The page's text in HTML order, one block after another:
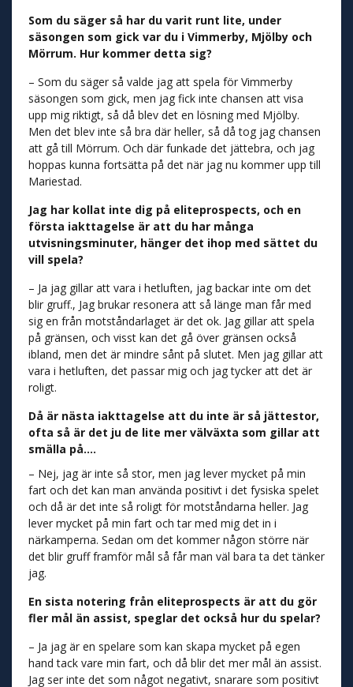
Som du säger så har du varit runt lite, under
säsongen som gick var du i Vimmerby, Mjölby och
Mörrum. Hur kommer detta sig?
– Som du säger så valde jag att spela för Vimmerby
säsongen som gick, men jag fick inte chansen att visa
upp mig riktigt, så då blev det en lösning med Mjölby.
Men det blev inte så bra där heller, så då tog jag chansen
att gå till Mörrum. Och där funkade det jättebra, och jag
hoppas kunna fortsätta på det när jag nu kommer upp till
Mariestad.
Jag har kollat inte dig på eliteprospects, och en
första iakttagelse är att du har många
utvisningsminuter, hänger det ihop med sättet du
vill spela?
– Ja jag gillar att vara i hetluften, jag backar inte om det
blir gruff., Jag brukar resonera att så länge man får med
sig en från motståndarlaget är det ok. Jag gillar att spela
på gränsen, och visst kan det gå över gränsen också
ibland, men det är mindre sånt på slutet. Men jag gillar att
vara i hetluften, det passar mig och jag tycker att det är
roligt.
Då är nästa iakttagelse att du inte är så jättestor,
ofta så är det ju de lite mer välväxta som gillar att
smälla på….
– Nej, jag är inte så stor, men jag lever mycket på min
fart och det kan man använda positivt i det fysiska spelet
och då är det inte så roligt för motståndarna heller. Jag
lever mycket på min fart och tar med mig det in i
närkamperna. Sedan om det kommer någon större när
det blir gruff framför mål så får man väl bara ta det tänker
jag.
En sista notering från eliteprospects är att du gör
fler mål än assist, speglar det också hur du spelar?
– Ja jag är en spelare som kan skapa mycket på egen
hand tack vare min fart, och då blir det mer mål än assist.
Jag ser inte det som något negativt, snarare som positivt